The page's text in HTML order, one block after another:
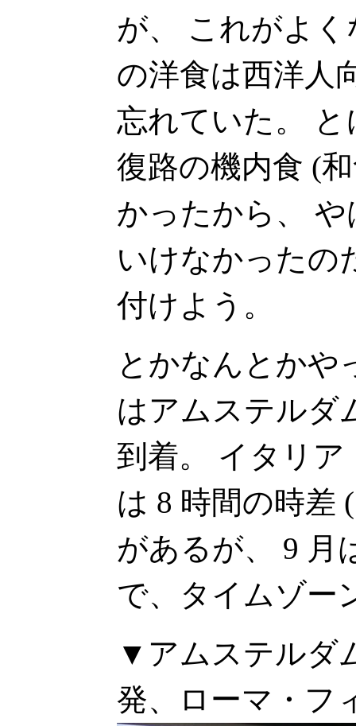
が、 これがよ
の洋食は西洋人
忘れていた。
復路の機内食 (
かったから、
いけなかったの
付けよう。
とかなんとかや
はアムステルダ
到着。 イタリ
は 8 時間の時差
があるが、 9 月
で、タイムゾー
▼アムステルダ
発、ローマ・フ